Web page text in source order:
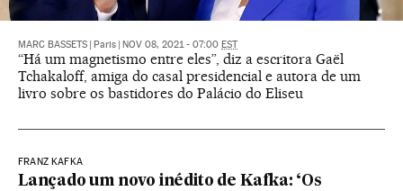
MARC BASSETS Paris NOV 08, 2021 - 07:00 EST
“Há um magnetismo entre eles”, diz a escritora Gaël
Tchakaloff, amiga do casal presidencial e autora de um
livro sobre os bastidores do Palácio do Eliseu
FRANZ KAFKA
Lançado um novo inédito de Kafka: ‘Os